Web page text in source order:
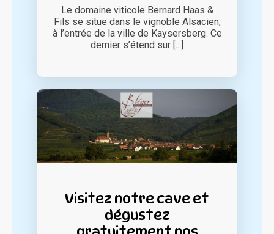
Le domaine viticole Bernard Haas &
Fils se situe dans le vignoble Alsacien,
à l’entrée de la ville de Kaysersberg. Ce
dernier s’étend sur [...]
Visitez notre cave et
dégustez